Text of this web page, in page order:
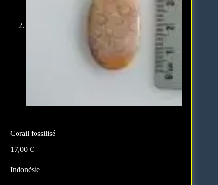
Corail fossilisé
17,00 €
Indonésie